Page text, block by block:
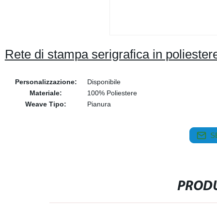
Rete di stampa serigrafica in
Personalizzazione:
Disponibile
Materiale:
100% Poliestere
Weave Tipo:
Pianura